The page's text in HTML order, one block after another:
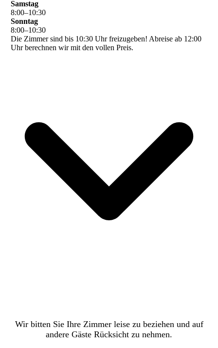
Samstag
8:00–10:30
Sonntag
8:00–10:30
Die Zimmer sind bis 10:30 Uhr freizugeben! Abreise ab 12:00
Uhr berechnen wir mit den vollen Preis.
Wir bitten Sie Ihre Zimmer leise zu beziehen und auf
andere Gäste Rücksicht zu nehmen.